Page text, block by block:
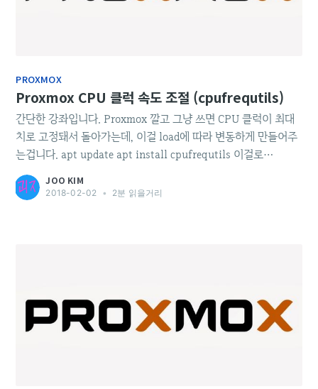
PROXMOX
Proxmox CPU 클럭 속도 조절 (cpufrequtils)
간단한 강좌입니다. Proxmox 깔고 그냥 쓰면 CPU 클럭이 최대
치로 고정돼서 돌아가는데, 이걸 load에 따라 변동하게 만들어주
는겁니다. apt update apt install cpufrequtils 이걸로
cpufrequtils 깔아주시고, cpufreq-info 해주시면 cpu 정보가
좌르르 뜨는데, 예를 들어 제 것을 보면 analyzing CPU 0:
JOO KIM
2018-02-02 • 2분 읽을거리